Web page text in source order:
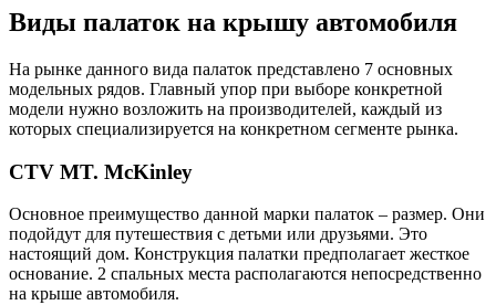
Виды палаток на крышу автомобиля
На рынке данного вида палаток представлено 7 основных
модельных рядов. Главный упор при выборе конкретной
модели нужно возложить на производителей, каждый из
которых специализируется на конкретном сегменте рынка.
CTV MT. McKinley
Основное преимущество данной марки палаток – размер. Они
подойдут для путешествия с детьми или друзьями. Это
настоящий дом. Конструкция палатки предполагает жесткое
основание. 2 спальных места располагаются непосредственно
на крыше автомобиля.